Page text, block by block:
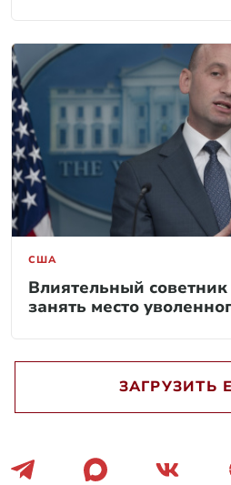
США
Влиятельный
занять место
ЗАГРУЗИТЬ